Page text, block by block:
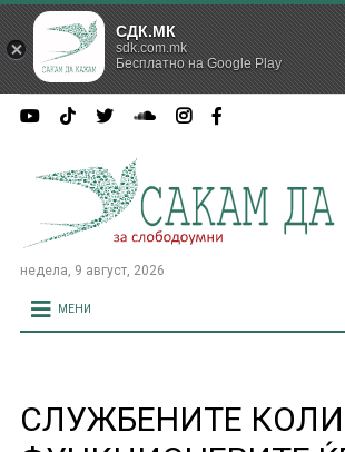
недела, 9 август, 2026
МЕНИ
СЛУЖБЕНИТЕ
СДК.МК
sdk.com.mk
Бесплатно на Google Play